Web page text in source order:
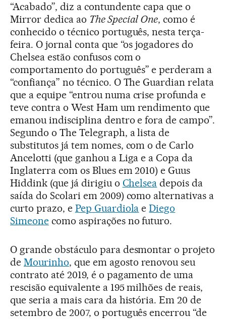
“Acabado”, diz a contundente capa que o
Mirror dedica ao The Special One, como é
conhecido o técnico português, nesta terça-
feira. O jornal conta que “os jogadores do
Chelsea estão confusos com o
comportamento do português” e perderam a
“confiança” no técnico. O The Guardian relata
que a equipe “entrou numa crise profunda e
teve contra o West Ham um rendimento que
emanou indisciplina dentro e fora de campo”.
Segundo o The Telegraph, a lista de
substitutos já tem nomes, com o de Carlo
Ancelotti (que ganhou a Liga e a Copa da
Inglaterra com os Blues em 2010) e Guus
Hiddink (que já dirigiu o Chelsea depois da
saída do Scolari em 2009) como alternativas a
curto prazo, e Pep Guardiola eDiego
Simeonecomo aspirações no futuro.
O grande obstáculo para desmontar o projeto
de Mourinho, que em agosto renovou seu
contrato até 2019, é o pagamento de uma
rescisão equivalente a 195 milhões de reais,
que seria a mais cara da história. Em 20 de
setembro de 2007, o português encerrou “de